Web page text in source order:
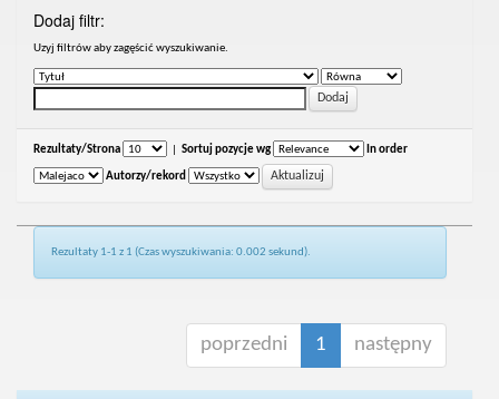
Dodaj filtr:
Uzyj filtrów aby zagęścić wyszukiwanie.
Rezultaty/Strona Sortuj pozycje wg In order
Autorzy/rekord
Rezultaty 1-1 z 1 (Czas wyszukiwania: 0.002 sekund).
poprzedni 1 następny